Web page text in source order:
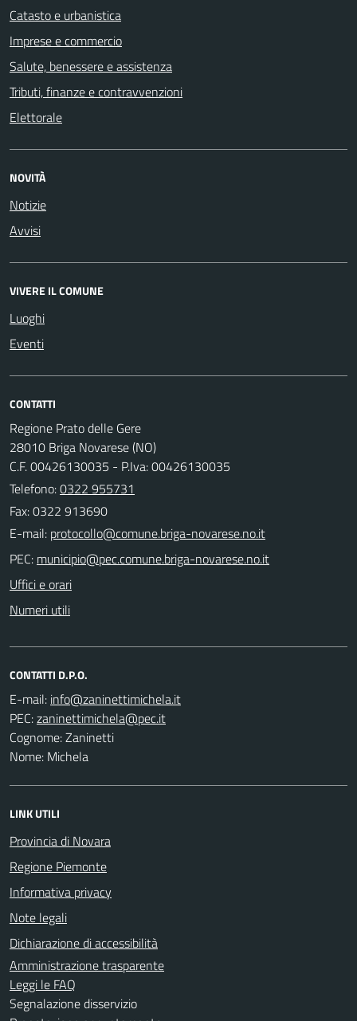
Catasto e urbanistica
Imprese e commercio
Salute, benessere e assistenza
Tributi, finanze e contravvenzioni
Elettorale
NOVITÀ
Notizie
Avvisi
VIVERE IL COMUNE
Luoghi
Eventi
CONTATTI
Regione Prato delle Gere
28010 Briga Novarese (NO)
C.F. 00426130035 - P.Iva: 00426130035
Telefono:0322 955731
Fax: 0322 913690
E-mail:
PEC:
Uffici e orari
Numeri utili
CONTATTI D.P.O.
E-mail:
PEC:
Cognome: Zaninetti
Nome: Michela
LINK UTILI
Provincia di Novara
Regione Piemonte
Informativa privacy
Note legali
Dichiarazione di accessibilità
Amministrazione trasparente
Leggi le FAQ
Segnalazione disservizio